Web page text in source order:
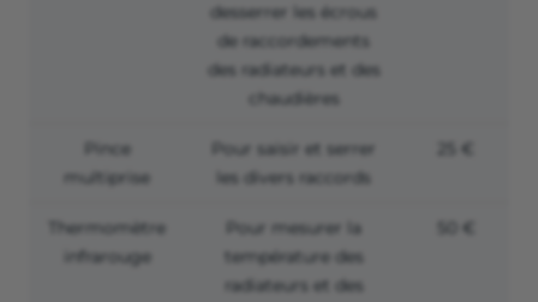
desserrer les écrous
de raccordements
des radiateurs et des
chaudières
Pince
multiprise
Pour saisir et serrer
les divers raccords
25 €
Thermomètre
infrarouge
Pour mesurer la
température des
radiateurs et des
50 €